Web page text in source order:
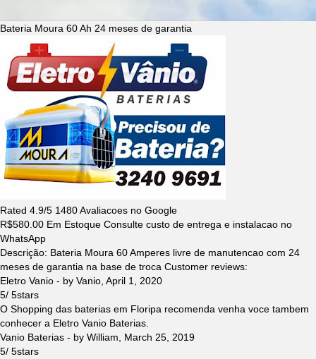
Bateria Moura 60 Ah 24 meses de garantia
Rated 4.9/5 1480Avaliacoes no Google
R$580.00 Em Estoque Consulte custo de entrega e instalacao no
WhatsApp
Descrição: Bateria Moura 60 Amperes livre de manutencao com 24
meses de garantia na base de troca Customer reviews:
Eletro Vanio - by Vanio April 1, 2020
5/ 5stars
O Shopping das baterias em Floripa recomenda venha voce tambem
conhecer a Eletro Vanio Baterias.
Vanio Baterias - by William
March 25, 2019
5/ 5stars